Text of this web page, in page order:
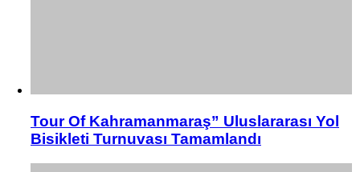
Tour Of Kahramanmaraş” Uluslararası Yol
Bisikleti Turnuvası Tamamlandı